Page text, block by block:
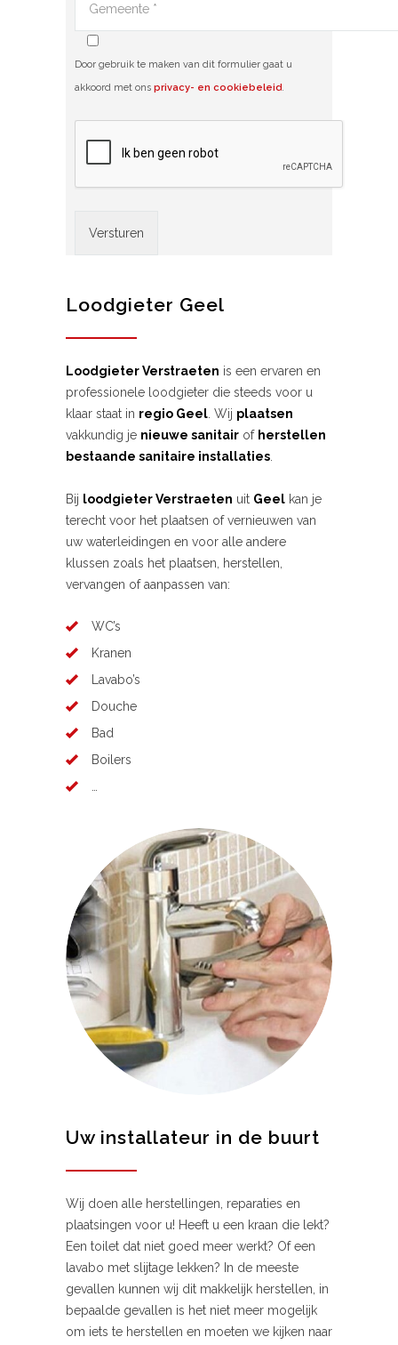
Door gebruik te maken van dit formulier gaat u
akkoord met ons privacy- en cookiebeleid.
Loodgieter Geel
Loodgieter Verstraeten is een ervaren en
professionele loodgieter die steeds voor u
klaar staat in regio Geel . Wij plaatsen
vakkundig je nieuwe sanitair of herstellen
bestaande sanitaire installaties
Bij loodgieter Verstraeten uit Geel kan je
terecht voor het plaatsen of vernieuwen van
uw waterleidingen en voor alle andere
klussen zoals het plaatsen, herstellen,
vervangen of aanpassen van:
WC’s
Kranen
Lavabo’s
Douche
Bad
Boilers
Uw installateur in de buurt
Wij doen alle herstellingen, reparaties en
plaatsingen voor u! Heeft u een kraan die lekt?
Een toilet dat niet goed meer werkt? Of een
lavabo met slijtage lekken? In de meeste
gevallen kunnen wij dit makkelijk herstellen, in
bepaalde gevallen is het niet meer mogelijk
om iets te herstellen en moeten we kijken naar